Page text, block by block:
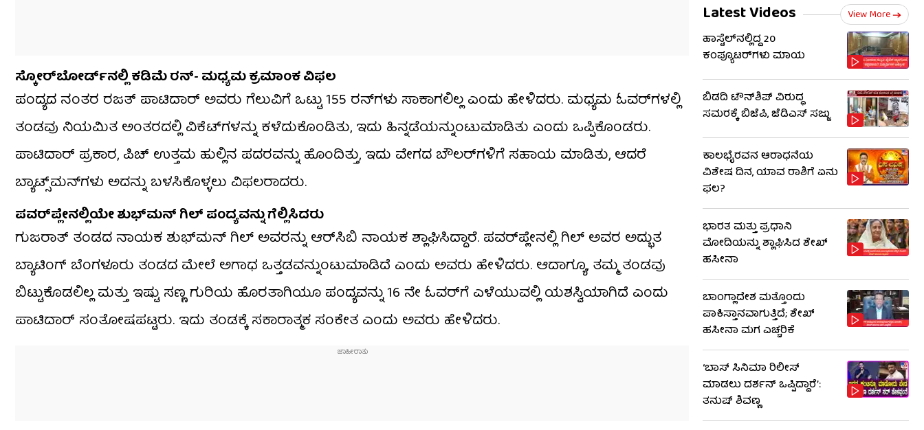
ಸ್ಕೋರ್‌ಬೋರ್ಡ್‌ನಲ್ಲಿ ಕಡಿಮೆ ರನ್‌- ಮಧ್ಯಮ ಕ್ರಮಾಂಕ ವಿಫಲ
ಪಂದ್ಯದ ನಂತರ ರಜತ್ ಪಾಟಿದಾರ್ ಅವರು ಗೆಲುವಿಗೆ ಒಟ್ಟು 155 ರನ್‌ಗಳು ಸಾಕಾಗಲಿಲ್ಲ ಎಂದು ಹೇಳಿದರು. ಮಧ್ಯಮ ಓವರ್‌ಗಳಲ್ಲಿ
ತಂಡವು ನಿಯಮಿತ ಅಂತರದಲ್ಲಿ ವಿಕೆಟ್‌ಗಳನ್ನು ಕಳೆದುಕೊಂಡಿತು, ಇದು ಹಿನ್ನಡೆಯನ್ನುಂಟುಮಾಡಿತು ಎಂದು ಒಪ್ಪಿಕೊಂಡರು.
ಪಾಟಿದಾರ್ ಪ್ರಕಾರ, ಪಿಚ್ ಉತ್ತಮ ಹುಲ್ಲಿನ ಪದರವನ್ನು ಹೊಂದಿತ್ತು, ಇದು ವೇಗದ ಬೌಲರ್‌ಗಳಿಗೆ ಸಹಾಯ ಮಾಡಿತು, ಆದರೆ
ಬ್ಯಾಟ್ಸ್‌ಮನ್‌ಗಳು ಅದನ್ನು ಬಳಸಿಕೊಳ್ಳಲು ವಿಫಲರಾದರು.
ಪವರ್‌ಪ್ಲೇನಲ್ಲಿಯೇ ಶುಭ್​​ಮನ್ ಗಿಲ್ ಪಂದ್ಯವನ್ನು ಗೆಲ್ಲಿಸಿದರು
ಗುಜರಾತ್ ತಂಡದ ನಾಯಕ ಶುಭ್​ಮನ್ ಗಿಲ್ ಅವರನ್ನು ಆರ್‌ಸಿಬಿ ನಾಯಕ ಶ್ಲಾಘಿಸಿದ್ದಾರೆ. ಪವರ್‌ಪ್ಲೇನಲ್ಲಿ ಗಿಲ್ ಅವರ ಅದ್ಭುತ
ಬ್ಯಾಟಿಂಗ್ ಬೆಂಗಳೂರು ತಂಡದ ಮೇಲೆ ಅಗಾಧ ಒತ್ತಡವನ್ನುಂಟುಮಾಡಿದೆ ಎಂದು ಅವರು ಹೇಳಿದರು. ಆದಾಗ್ಯೂ, ತಮ್ಮ ತಂಡವು
ಬಿಟ್ಟುಕೊಡಲಿಲ್ಲ ಮತ್ತು ಇಷ್ಟು ಸಣ್ಣ ಗುರಿಯ ಹೊರತಾಗಿಯೂ ಪಂದ್ಯವನ್ನು 16 ನೇ ಓವರ್‌ಗೆ ಎಳೆಯುವಲ್ಲಿ ಯಶಸ್ವಿಯಾಗಿದೆ ಎಂದು
ಪಾಟಿದಾರ್ ಸಂತೋಷಪಟ್ಟರು. ಇದು ತಂಡಕ್ಕೆ ಸಕಾರಾತ್ಮಕ ಸಂಕೇತ ಎಂದು ಅವರು ಹೇಳಿದರು.
Latest Videos View More
ಹಾಸ್ಟೆಲ್‌ನಲ್ಲಿದ್ದ 20
ಕಂಪ್ಯೂಟರ್‌ಗಳು ಮಾಯ
ಬಿಡದಿ ಟೌನ್‌ಶಿಪ್ ವಿರುದ್ಧ
ಸಮರಕ್ಕೆ ಬಿಜೆಪಿ, ಜೆಡಿಎಸ್ ಸಜ್ಜು
ಕಾಲಭೈರವನ ಆರಾಧನೆಯ
ವಿಶೇಷ ದಿನ, ಯಾವ ರಾಶಿಗೆ ಏನು
ಫಲ?
ಭಾರತ ಮತ್ತು ಪ್ರಧಾನಿ
ಮೋದಿಯನ್ನು ಶ್ಲಾಘಿಸಿದ ಶೇಖ್
ಹಸೀನಾ
ಬಾಂಗ್ಲಾದೇಶ ಮತ್ತೊಂದು
ಪಾಕಿಸ್ತಾನವಾಗುತ್ತಿದೆ; ಶೇಖ್
ಹಸೀನಾ ಮಗ ಎಚ್ಚರಿಕೆ
‘ಬಾಸ್ ಸಿನಿಮಾ ರಿಲೀಸ್
ಮಾಡಲು ದರ್ಶನ್ ಒಪ್ಪಿದ್ದಾರೆ’:
ತನುಷ್ ಶಿವಣ್ಣ